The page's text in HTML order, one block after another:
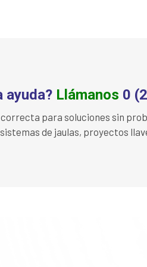
ayuda? Llámanos 0
para soluciones sin
de jaulas, proyectos